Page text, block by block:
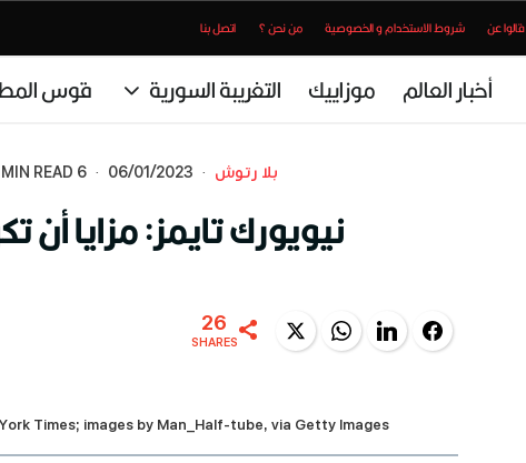
قالوا عن شروط الاستخدام و الخصوصية من نحن ؟ اتصل بنا
أخبار العالم موزاييك التغريبة السورية قوس
بلا رتوش ·
06/01/2023
·
6 MIN READ
نيويورك تايمز: مزايا أن
Facebook
LinkedIn
WhatsApp
Twitter
26
SHARES
Times; images by Man_Half-tube, via Getty Images